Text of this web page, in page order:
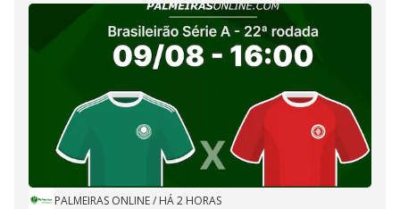
PALMEIRAS ONLINE/ HÁ 2 HORAS